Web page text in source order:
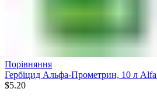
Порівняння
Гербіцид Альфа-Прометрин, 10 л
$5.20